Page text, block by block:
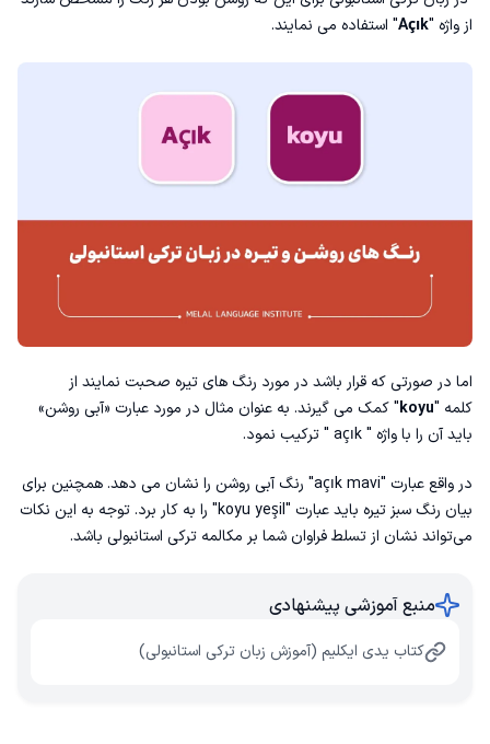
از واژه "Açık" استفاده می نمایند.
اما در صورتی که قرار باشد در مورد رنگ‌ های تیره صحبت نمایند از
کلمه "koyu" کمک می گیرند. به عنوان مثال در مورد عبارت «آبی روشن»
باید آن را با واژه " açık " ترکیب نمود.
در واقع عبارت "açık mavi" رنگ آبی روشن را نشان می دهد. همچنین برای
بیان رنگ‌ سبز تیره باید عبارت "koyu yeşil" را به کار برد. توجه به این نکات
می‌تواند نشان از تسلط فراوان شما بر مکالمه ترکی استانبولی باشد.
منبع آموزشی پیشنهادی
کتاب یدی ایکلیم (آموزش زبان ترکی استانبولی)